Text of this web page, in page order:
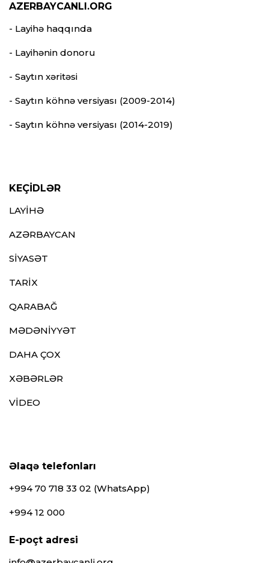
AZERBAYCANLI.ORG
- Layihə haqqında
- Layihənin donoru
- Saytın xəritəsi
- Saytın köhnə versiyası (2009-2014)
- Saytın köhnə versiyası (2014-2019)
KEÇİDLƏR
LAYİHƏ
AZƏRBAYCAN
SİYASƏT
TARİX
QARABAĞ
MƏDƏNİYYƏT
DAHA ÇOX
XƏBƏRLƏR
VİDEO
Əlaqə telefonları
+994 70 718 33 02 (WhatsApp)
+994 12 000
E-poçt adresi